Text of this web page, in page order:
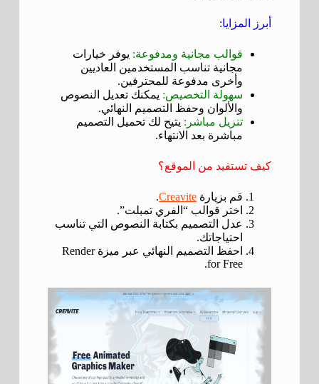
أبرز المزايا:
قوالب مجانية ومدفوعة: يوفر خيارات
مجانية تناسب المستخدمين العاديين
وأخرى مدفوعة للمحترفين.
سهولة التخصيص: يمكنك تعديل النصوص
والألوان وحفظ التصميم النهائي.
تنزيل مباشر: يتيح لك تحميل التصميم
مباشرة بعد الانتهاء.
كيف تستفيد من الموقع؟
قم بزيارة Creavite
.
اختر قوالب “الفري تمبلت”.
عدل التصميم بكتابة النصوص التي تناسب
احتياجاتك.
احفظ التصميم النهائي عبر ميزة Render
for Free.